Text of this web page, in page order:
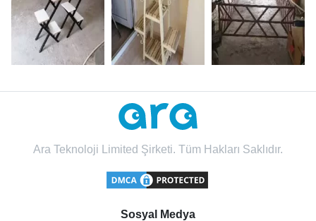
Ara Teknoloji Limited Şirketi. Tüm Hakları Saklıdır.
Sosyal Medya